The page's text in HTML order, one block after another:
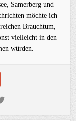
Samerberg und
möchte ich
Brauchtum,
vielleicht in den
würden.